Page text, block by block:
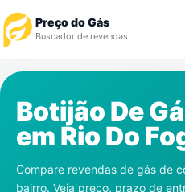
Preço do Gás
Buscador de revendas
Revendedor
Notícias
Botijão De
em Rio Do
Compare revendas de gás de
bairro. Veja preço, prazo de